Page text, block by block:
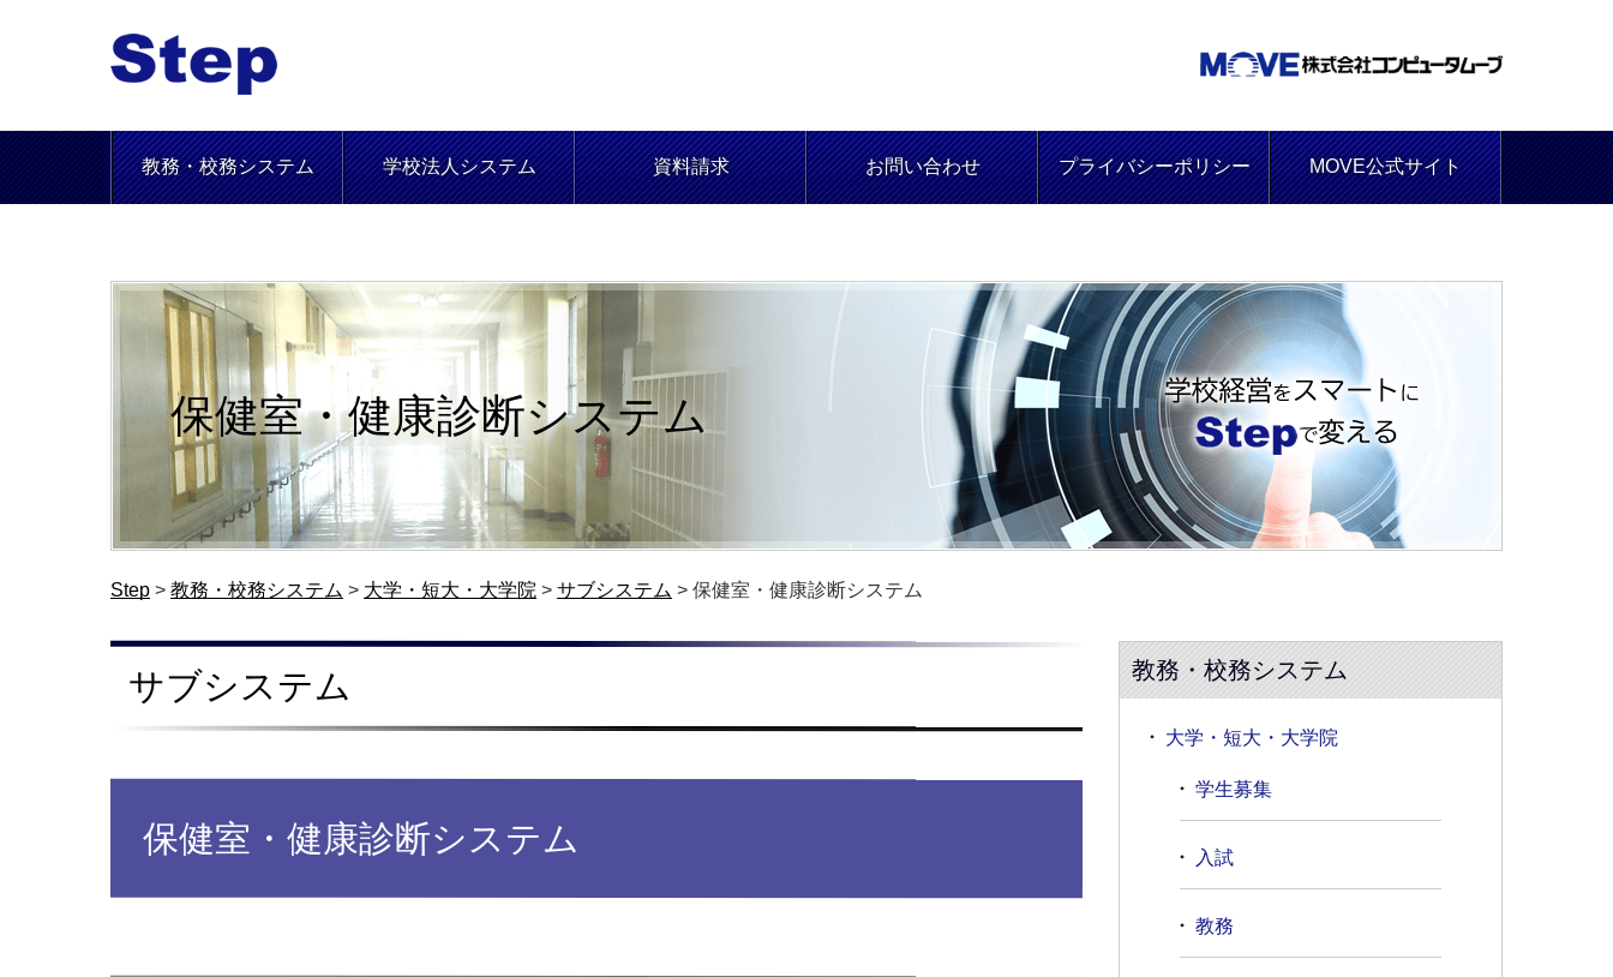
教務・校務システム 学校法人システム 資料請求 お問い合わせ プライバシーポリシー MOVE公式サイト
保健室・健康診断システム
Step > 教務・校務システム > 大学・短大・大学院 > サブシステム > 保健室・健康診断システム
サブシステム
保健室・健康診断システム
教務・校務システム
大学・短大・大学院
学生募集
入試
教務